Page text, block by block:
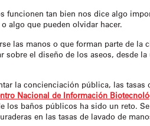
funcionen tan bien nos dice algo
algo que pueden olvidar hacer.
las manos o que forman parte de
sobre el diseño de los aseos, desde
la concienciación pública, las
Nacional de Información
los baños públicos ha sido un reto.
en las tasas de lavado de